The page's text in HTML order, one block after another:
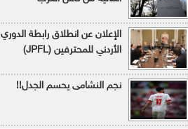
الإعلان عن انطلاق رابطة الدوري
الأردني للمحترفين (JPFL)
نجم النشامى يحسم الجدل!!